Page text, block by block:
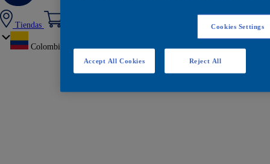
Tiendas
Colombia
Cookies Settings
Reject All
Accept All Cookies